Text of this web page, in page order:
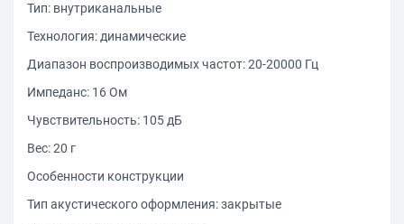
Тип: внутриканальные
Технология: динамические
Диапазон воспроизводимых частот: 20-20000 Гц
Импеданс: 16 Ом
Чувствительность: 105 дБ
Вес: 20 г
Особенности конструкции
Тип акустического оформления: закрытые